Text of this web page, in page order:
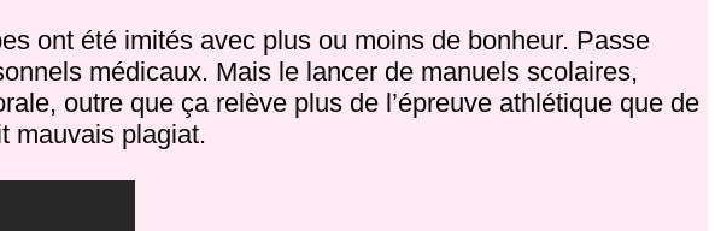
ont été imités avec plus ou moins de bonheur. Passe
médicaux. Mais le lancer de manuels scolaires,
outre que ça relève plus de l’épreuve athlétique que de
mauvais plagiat.